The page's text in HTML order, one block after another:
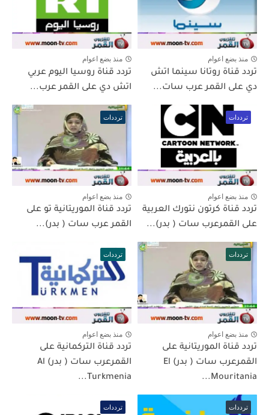
منذ بضع اعوام
تردد قناة روتانا سينما اتش
دي على القمر عرب سات...
منذ بضع اعوام
تردد قناة روسيا اليوم عربي
اتش دي على القمر عرب...
ترددات
منذ بضع اعوام
تردد قناة كرتون نتورك العربية
على القمرعرب سات ( بدر)...
ترددات
منذ بضع اعوام
تردد قناة الموريتانية تو على
القمر عرب سات ( بدر)...
ترددات
منذ بضع اعوام
تردد قناة الموريتانية على
القمرعرب سات ( بدر) El
Mouritania...
ترددات
منذ بضع اعوام
تردد قناة التركمانية على
القمرعرب سات ( بدر) Al
Turkmenia...
ترددات ترددات